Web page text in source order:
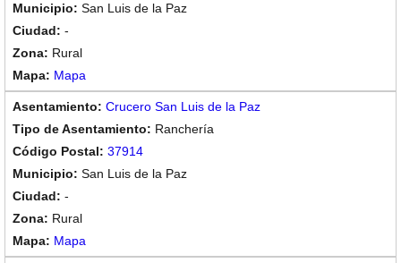
San Luis de la Paz
-
Rural
Mapa
Crucero San Luis de la Paz
Ranchería
37914
San Luis de la Paz
-
Rural
Mapa